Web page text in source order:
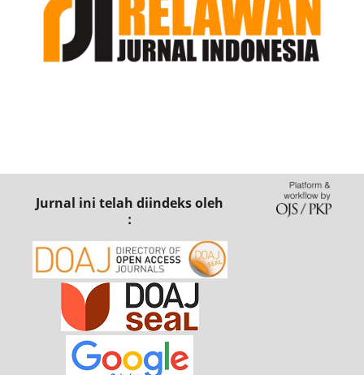
Jurnal ini telah diindeks oleh
: